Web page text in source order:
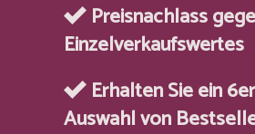
Preisnachlass
Einzelverkaufswertes
Erhalten Sie ein
Auswahl von